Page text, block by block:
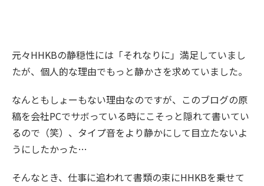
元々HHKBの静穏性には「それなりに」満足していまし
たが、個人的な理由でもっと静かさを求めていました。
なんともしょーもない理由なのですが、このブログの原
稿を会社PCでサボっている時にこそっと隠れて書いてい
るので（笑）、タイプ音をより静かにして目立たないよ
うにしたかった…
そんなとき、仕事に追われて書類の束にHHKBを乗せて